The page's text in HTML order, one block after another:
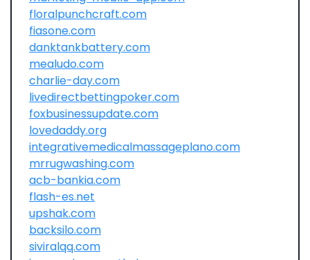
floralpunchcraft.com
fiasone.com
danktankbattery.com
mealudo.com
charlie-day.com
livedirectbettingpoker.com
foxbusinessupdate.com
lovedaddy.org
integrativemedicalmassageplano.com
mrrugwashing.com
acb-bankia.com
flash-es.net
upshak.com
backsilo.com
siviralqq.com